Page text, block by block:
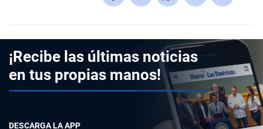
¡Recibe las últimas noticias
en tus propias manos!
DESCARGA LA APP